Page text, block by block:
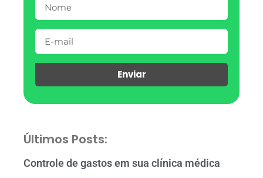
Enviar
Últimos Posts:
Controle de gastos em sua clínica médica